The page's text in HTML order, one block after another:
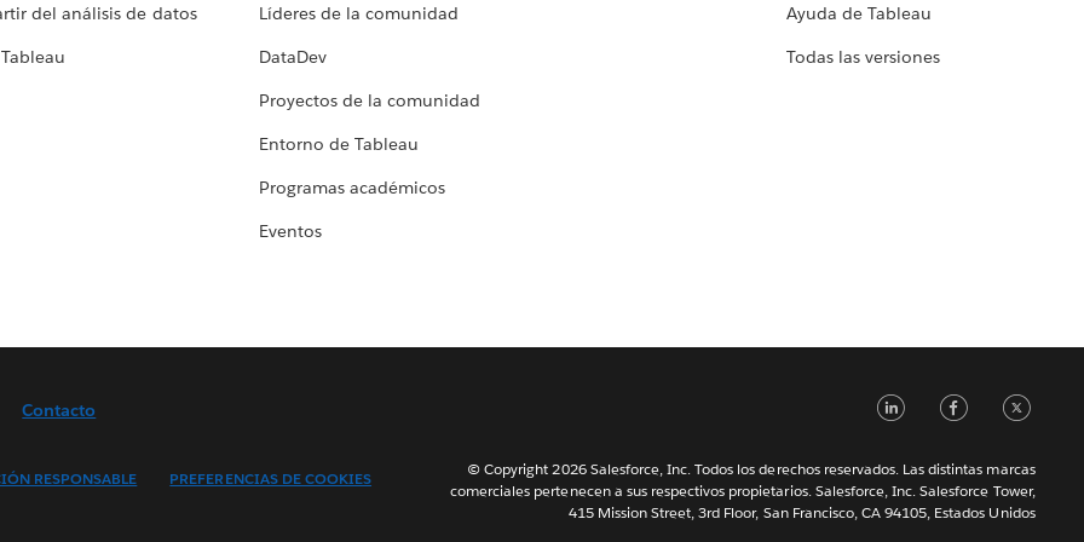
del análisis de datos
Líderes de la comunidad
DataDev
Proyectos de la comunidad
Entorno de Tableau
Programas académicos
Eventos
Ayuda de Tableau
Todas las versiones
Contacto
RESPONSABLE
PREFERENCIAS DE COOKIES
LinkedIn
© Copyright 2026 Salesforce, Inc. Todos los derechos reservados. Las distintas marcas
comerciales pertenecen a sus respectivos propietarios. Salesforce, Inc. Salesforce Tower,
415 Mission Street, 3rd Floor, San Francisco, CA 94105, Estados Unidos